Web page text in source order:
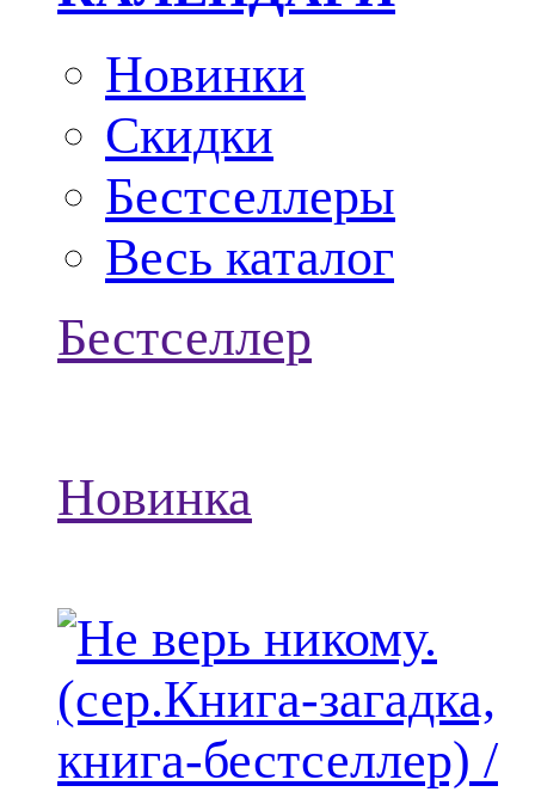
Новинки
Скидки
Бестселлеры
Весь каталог
Бестселлер
Новинка